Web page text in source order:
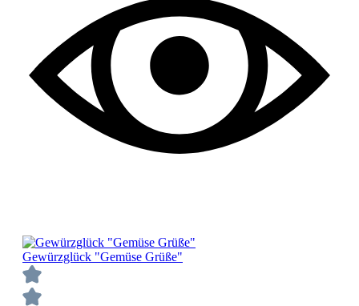
Gewürzglück "Gemüse Grüße"